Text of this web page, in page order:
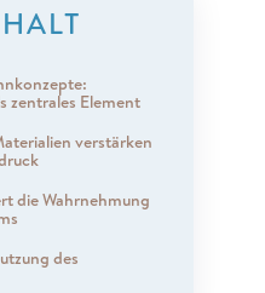
zentrales Element
verstärken
die Wahrnehmung
des